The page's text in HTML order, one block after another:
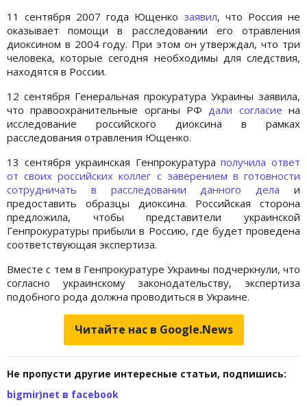
11 сентября 2007 года Ющенко заявил, что Россия не
оказывает помощи в расследовании его отравления
диоксином в 2004 году. При этом он утверждал, что три
человека, которые сегодня необходимы для следствия,
находятся в России.
12 сентября Генеральная прокуратура Украины заявила,
что правоохранительные органы РФдали согласиена
исследование российского диоксина в рамках
расследования отравления Ющенко.
13 сентября украинская Генпрокуратураполучила ответ
от своих российских коллег с заверением в готовности
сотрудничать в расследовании данного дела и
предоставить образцы диоксина. Российская сторона
предложила, чтобы представители украинской
Генпрокуратуры прибыли в Россию, где будет проведена
соответствующая экспертиза.
Вместе с тем в Генпрокуратуре Украины подчеркнули, что
согласно украинскому законодательству, экспертиза
подобного рода должна проводиться в Украине.
Читайте нас в Google.News
Не пропусти другие интересные статьи, подпишись:
bigmir)net в facebook